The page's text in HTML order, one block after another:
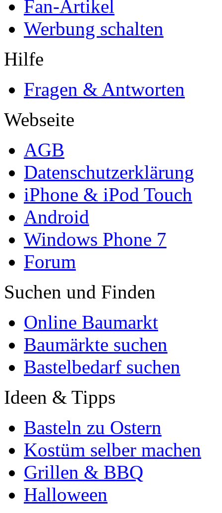
Fan-Artikel
Werbung schalten
Hilfe
Fragen & Antworten
Webseite
AGB
Datenschutzerklärung
iPhone & iPod Touch
Android
Windows Phone 7
Forum
Suchen und Finden
Online Baumarkt
Baumärkte suchen
Bastelbedarf suchen
Ideen & Tipps
Basteln zu Ostern
Kostüm selber machen
Grillen & BBQ
Halloween